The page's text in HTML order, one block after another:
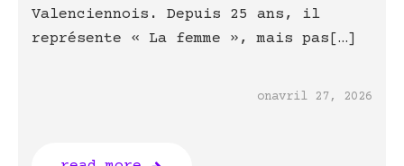
Valenciennois. Depuis 25 ans, il
représente « La femme », mais pas[…]
onavril 27, 2026